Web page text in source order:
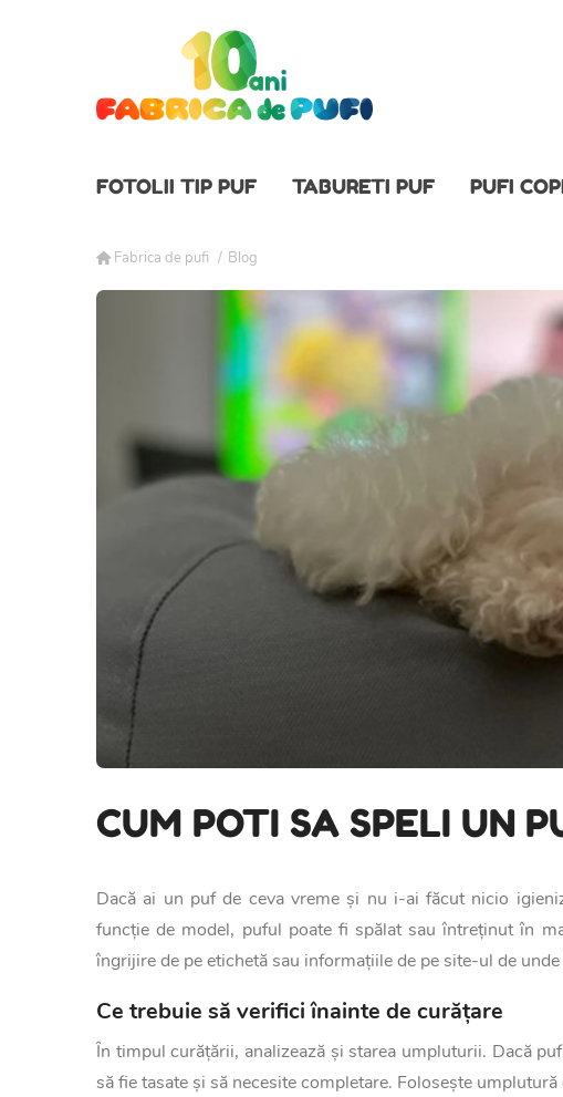
FOTOLII TIP PUF TABURETI PUF PUFI
Fabrica de pufi / Blog
CUM POTI SA SPELI UN
Dacă ai un puf de ceva vreme și nu i-ai făcut nicio
funcție de model, puful poate fi spălat sau întreținut în
îngrijire de pe etichetă sau informațiile de pe site-ul de
Ce trebuie să verifici înainte de curățare
În timpul curățării, analizează și starea umpluturii. Dacă
să fie tasate și să necesite completare. Folosește